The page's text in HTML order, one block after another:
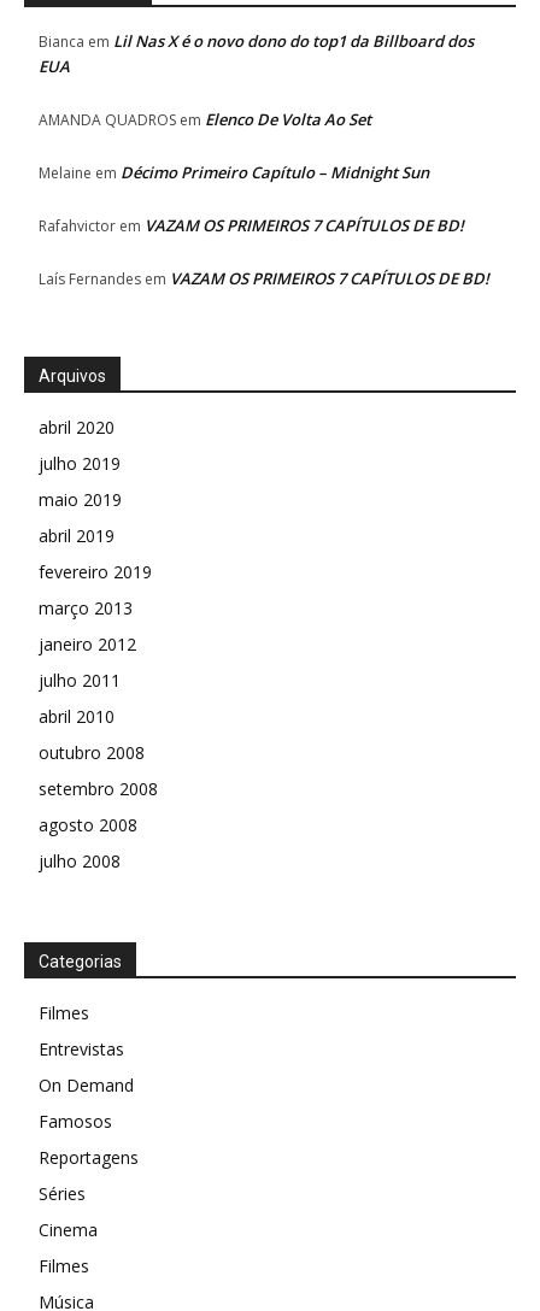
Bianca em Lil Nas X é o novo dono do top1 da Billboard dos
EUA
AMANDA QUADROS em Elenco De Volta Ao Set
Melaine em Décimo Primeiro Capítulo – Midnight Sun
Rafahvictor em VAZAM OS PRIMEIROS 7 CAPÍTULOS DE BD!
Laís Fernandes em VAZAM OS PRIMEIROS 7 CAPÍTULOS DE BD!
Arquivos
abril 2020
julho 2019
maio 2019
abril 2019
fevereiro 2019
março 2013
janeiro 2012
julho 2011
abril 2010
outubro 2008
setembro 2008
agosto 2008
julho 2008
Categorias
Filmes
Entrevistas
On Demand
Famosos
Reportagens
Séries
Cinema
Filmes
Música